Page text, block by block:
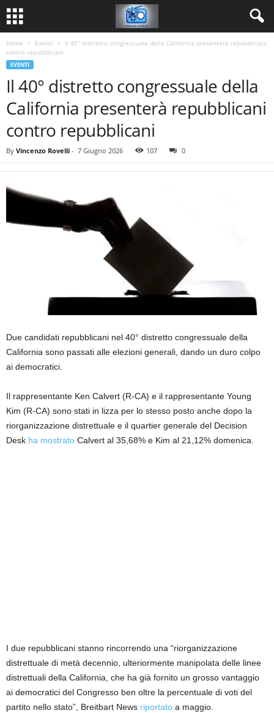
Home Eventi
Il 40° distretto congressuale della California presenterà repubblicani
contro repubblicani
EVENTI
Il 40° distretto congressuale della
California presenterà repubblicani
contro repubblicani
By Vincenzo Rovelli - 7 Giugno 2026 107 0
Due candidati repubblicani nel 40° distretto congressuale della
California sono passati alle elezioni generali, dando un duro colpo
ai democratici.
Il rappresentante Ken Calvert (R-CA) e il rappresentante Young
Kim (R-CA) sono stati in lizza per lo stesso posto anche dopo la
riorganizzazione distrettuale e il quartier generale del Decision
Desk ha mostrato Calvert al 35,68% e Kim al 21,12% domenica.
I due repubblicani stanno rincorrendo una “riorganizzazione
distrettuale di metà decennio, ulteriormente manipolata delle linee
distrettuali della California, che ha già fornito un grosso vantaggio
ai democratici del Congresso ben oltre la percentuale di voti del
partito nello stato”, Breitbart News riportato a maggio.